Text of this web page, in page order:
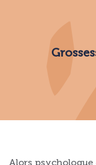
Alors